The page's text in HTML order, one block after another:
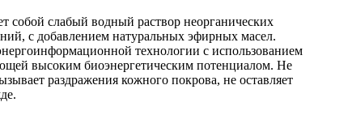
собой слабый водный раствор неорганических
с добавлением натуральных эфирных масел.
технологии с использованием
высоким биоэнергетическим потенциалом. Не
раздражения кожного покрова, не оставляет